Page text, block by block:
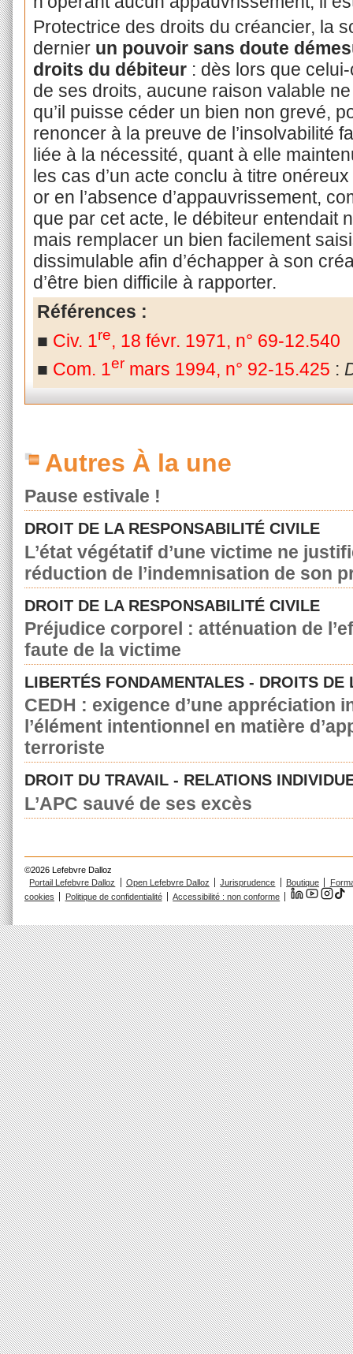
Protectrice des droits du créancier, la
dernier un pouvoir sans doute
droits du débiteur: dès lors que celui-
de ses droits, aucune raison valable
qu’il puisse céder un bien non grevé,
renoncer à la preuve de l’insolvabilité
liée à la nécessité, quant à elle
les cas d’un acte conclu à titre
or en l’absence d’appauvrissement,
que par cet acte, le débiteur entendait
mais remplacer un bien facilement
dissimulable afin d’échapper à son
d’être bien difficile à rapporter.
Références :
■ Civ. 1re, 18 févr. 1971, n° 69-12.540
■ Com. 1ermars 1994, n° 92-15.425 :
Autres À la une
Pause estivale !
DROIT DE LA RESPONSABILITÉ CIVILE
L’état végétatif d’une victime ne
réduction de l’indemnisation de son
DROIT DE LA RESPONSABILITÉ CIVILE
Préjudice corporel : atténuation de
faute de la victime
LIBERTÉS FONDAMENTALES - DROITS DE
CEDH : exigence d’une appréciation
l’élément intentionnel en matière
terroriste
DROIT DU TRAVAIL - RELATIONS
L’APC sauvé de ses excès
©2026 Lefebvre Dalloz
Portail Lefebvre Dalloz
Open Lefebvre Dalloz Jurisprudence Boutique
cookies
Politique de confidentialité Accessibilité : non conforme